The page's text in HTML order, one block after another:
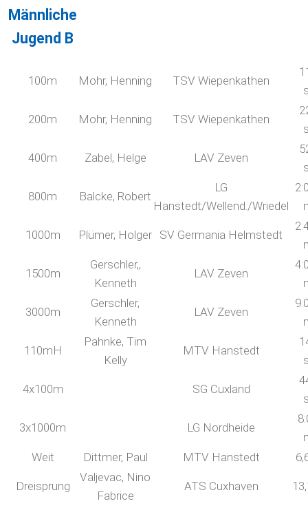
Männliche
Jugend B
100m Mohr, Henning TSV Wiepenkathen
200m Mohr, Henning TSV Wiepenkathen
400m Zabel, Helge LAV Zeven
800m Balcke, Robert
LG
Hanstedt/Wellend./Wriedel
1000m Plümer, Holger SV Germania Helmstedt
1500m
Gerschler,,
Kenneth
LAV Zeven
3000m
Gerschler,
Kenneth
LAV Zeven
110mH
Pahnke, Tim
Kelly
MTV Hanstedt
4x100m SG Cuxland
3x1000m LG Nordheide
Weit
Dittmer, Paul MTV Hanstedt
Dreisprung
Valjevac, Nino
Fabrice
ATS Cuxhaven